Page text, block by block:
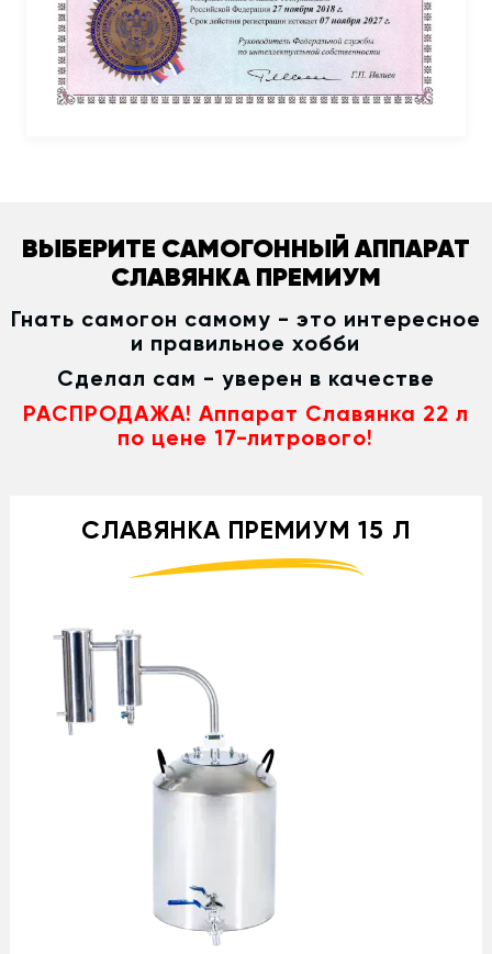
ВЫБЕРИТЕ САМОГОННЫЙ АППАРАТ
СЛАВЯНКА ПРЕМИУМ
Гнать самогон самому - это интересное
и правильное хобби
Сделал сам - уверен в качестве
РАСПРОДАЖА! Аппарат Славянка 22 л
по цене 17-литрового!
СЛАВЯНКА ПРЕМИУМ 15 Л